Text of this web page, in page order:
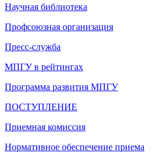
Научная библиотека
Профсоюзная организация
Пресс-служба
МПГУ в рейтингах
Программа развития МПГУ
ПОСТУПЛЕНИЕ
Приемная комиссия
Нормативное обеспечение приема